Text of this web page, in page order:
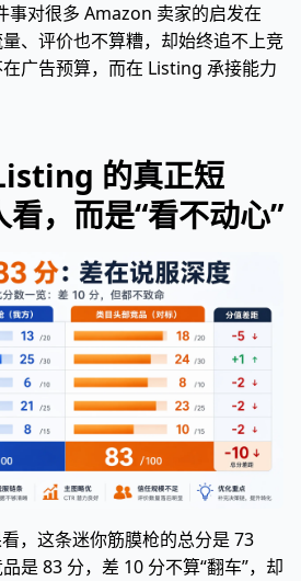
事对很多 Amazon 卖家的启发在
、评价也不算糟，却始终追不上竞
广告预算，而在 Listing 承接能力
的真正短
，而是“看不动心”
，这条迷你筋膜枪的总分是 73
是 83 分，差 10 分不算“翻车”，却